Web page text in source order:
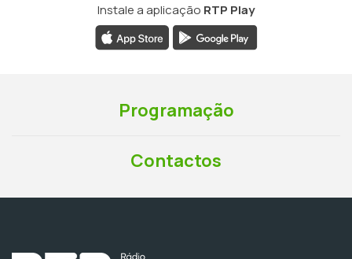
Instale a aplicação RTP Play
Programação
Contactos